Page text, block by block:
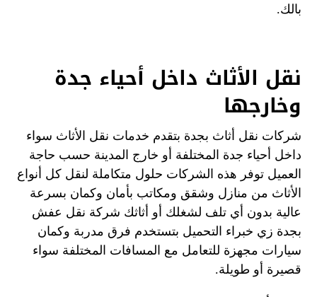
بالك.
نقل الأثاث داخل أحياء جدة
وخارجها
شركات نقل أثاث بجدة بتقدم خدمات نقل الأثاث سواء
داخل أحياء جدة المختلفة أو خارج المدينة حسب حاجة
العميل توفر هذه الشركات حلول متكاملة لنقل كل أنواع
الأثاث من منازل وشقق ومكاتب بأمان وكمان بسرعة
عالية بدون أي تلف لشغلك أو أثاثك شركة نقل عفش
بجدة زي خبراء التحميل بتستخدم فرق مدربة وكمان
سيارات مجهزة للتعامل مع المسافات المختلفة سواء
قصيرة أو طويلة.